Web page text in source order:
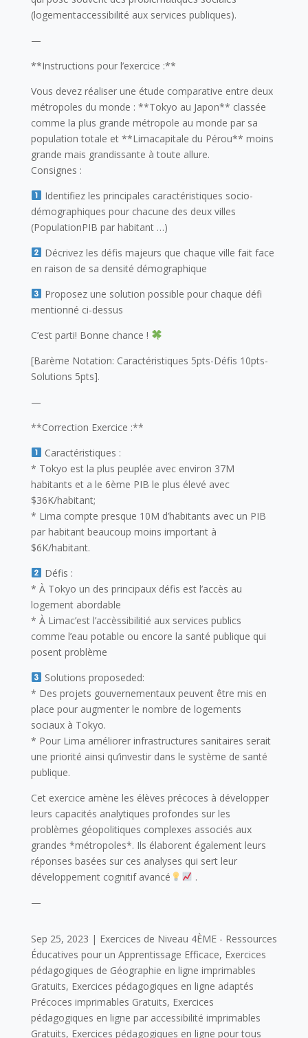
(logementaccessibilité aux services publiques).
—
**Instructions pour l’exercice :**
Vous devez réaliser une étude comparative entre deux
métropoles du monde : **Tokyo au Japon** classée
comme la plus grande métropole au monde par sa
population totale et **Limacapitale du Pérou** moins
grande mais grandissante à toute allure.
Consignes :
Identifiez les principales caractéristiques socio-
démographiques pour chacune des deux villes
(PopulationPIB par habitant …)
Décrivez les défis majeurs que chaque ville fait face
en raison de sa densité démographique
Proposez une solution possible pour chaque défi
mentionné ci-dessus
C’est parti! Bonne chance !
[Barème Notation: Caractéristiques 5pts-Défis 10pts-
Solutions 5pts].
—
**Correction Exercice :**
Caractéristiques :
* Tokyo est la plus peuplée avec environ 37M
habitants et a le 6ème PIB le plus élevé avec
$36K/habitant;
* Lima compte presque 10M d’habitants avec un PIB
par habitant beaucoup moins important à
$6K/habitant.
Défis :
* À Tokyo un des principaux défis est l’accès au
logement abordable
* À Limac’est l’accèssibilitié aux services publics
comme l’eau potable ou encore la santé publique qui
posent problème
Solutions proposeded:
* Des projets gouvernementaux peuvent être mis en
place pour augmenter le nombre de logements
sociaux à Tokyo.
* Pour Lima améliorer infrastructures sanitaires serait
une priorité ainsi qu’investir dans le système de santé
publique.
Cet exercice amène les élèves précoces à développer
leurs capacités analytiques profondes sur les
problèmes géopolitiques complexes associés aux
grandes *métropoles*. Ils élaborent également leurs
réponses basées sur ces analyses qui sert leur
développement cognitif avancé
.
—
Sep 25, 2023 | Exercices de Niveau 4ÈME - Ressources
Éducatives pour un Apprentissage Efficace, Exercices
pédagogiques de Géographie en ligne imprimables
Gratuits, Exercices pédagogiques en ligne adaptés
Précoces imprimables Gratuits, Exercices
pédagogiques en ligne par accessibilité imprimables
Gratuits, Exercices pédagogiques en ligne pour tous